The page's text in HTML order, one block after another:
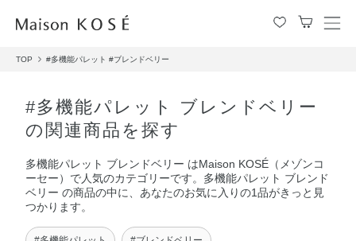
メ
TOP #多機能パレット #ブレンドベリー
#多機能パレット ブレンドベリー
の関連商品を探す
多機能パレット ブレンドベリー はMaison KOSÉ（メゾンコ
ーセー）で人気のカテゴリーです。多機能パレット ブレンド
ベリー の商品の中に、あなたのお気に入りの1品がきっと見
つかります。